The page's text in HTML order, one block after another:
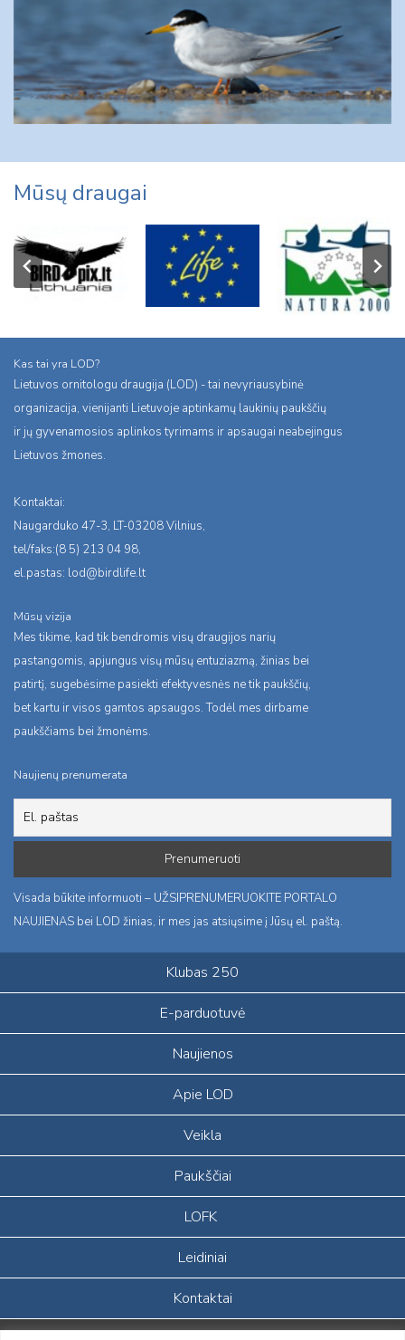
Mūsų draugai
Kas tai yra LOD?
Lietuvos ornitologu draugija (LOD) - tai nevyriausybinė
organizacija, vienijanti Lietuvoje aptinkamų laukinių paukščių
ir jų gyvenamosios aplinkos tyrimams ir apsaugai neabejingus
Lietuvos žmones.
Kontaktai:
Naugarduko 47-3, LT-03208 Vilnius,
tel/faks:(8 5) 213 04 98,
el.pastas: lod@birdlife.lt
Mūsų vizija
Mes tikime, kad tik bendromis visų draugijos narių
pastangomis, apjungus visų mūsų entuziazmą, žinias bei
patirtį, sugebėsime pasiekti efektyvesnės ne tik paukščių,
bet kartu ir visos gamtos apsaugos. Todėl mes dirbame
paukščiams bei žmonėms.
Naujienų prenumerata
Visada būkite informuoti – UŽSIPRENUMERUOKITE PORTALO
NAUJIENAS bei LOD žinias, ir mes jas atsiųsime į Jūsų el. paštą.
Klubas 250
E-parduotuvė
Naujienos
Apie LOD
Veikla
Paukščiai
LOFK
Leidiniai
Kontaktai